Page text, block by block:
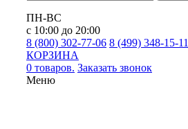
ПН-ВС
с 10:00 до 20:00
8 (800) 302-77-06 8 (499) 348-15-11
КОРЗИНА
0 товаров. Заказать звонок
Меню